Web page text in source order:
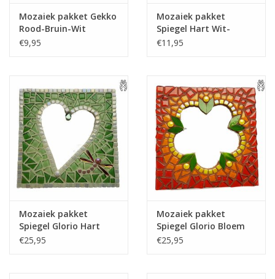
Mozaiek pakket Gekko
Rood-Bruin-Wit
€9,95
Mozaiek pakket
Spiegel Hart Wit-
Paars-Violet PREMIUM
€11,95
Mozaiek pakket
Spiegel Glorio Hart
Groen
€25,95
Mozaiek pakket
Spiegel Glorio Bloem
Rood
€25,95